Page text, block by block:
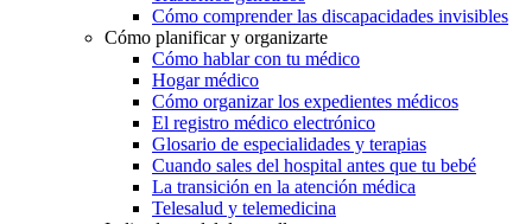
Cómo comprender las discapacidades invisibles
Cómo planificar y organizarte
Cómo hablar con tu médico
Hogar médico
Cómo organizar los expedientes médicos
El registro médico electrónico
Glosario de especialidades y terapias
Cuando sales del hospital antes que tu bebé
La transición en la atención médica
Telesalud y telemedicina